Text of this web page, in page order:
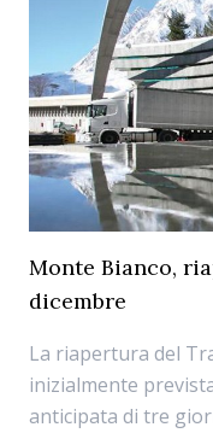
Monte Bianco,
dicembre
La riapertura del
inizialmente
anticipata di tre